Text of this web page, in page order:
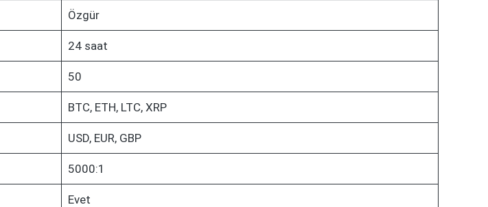
Özgür
24 saat
50
BTC, ETH, LTC, XRP
USD, EUR, GBP
5000:1
Evet